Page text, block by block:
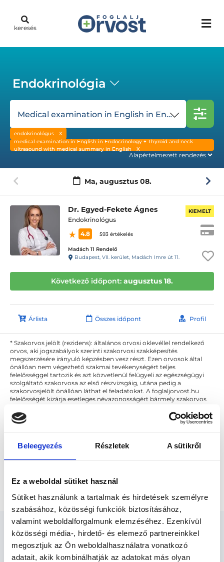
Beleegyezés Részletek A sütikről
Ez a weboldal sütiket használ
Sütiket használunk a tartalmak és hirdetések személyre
szabásához, közösségi funkciók biztosításához,
valamint weboldalforgalmunk elemzéséhez. Ezenkívül
közösségi média-, hirdető- és elemező partnereinkkel
megosztjuk az Ön weboldalhasználatra vonatkozó
adatait, akik kombinálhatják az adatokat más olyan
keresés
Endokrinológia
Medical examination in English in Endocrinology + Thyroid and neck ultrasound with medical summary in English
endokrinológus
medical examination in English in Endocrinology + Thyroid and neck
ultrasound with medical summary in English
Ma, augusztus 08.
Dr. Egyed-Fekete Ágnes
Endokrinológus
4.8
593 értékelés
Madách 11 Rendelő
Budapest, VII. kerület, Madách Imre út 11.
KIEMELT
Következő időpont: augusztus 18.
Árlista Összes időpont Profil
* Szakorvos jelölt (rezidens): általános orvosi oklevéllel rendelkező
orvos, aki jogszabályok szerinti szakorvosi szakképesítés
megszerzésére irányuló képzésben vesz részt. Ezen orvosok által
önállóan nem végezhető szakmai tevékenységért teljes
felelősséggel tartozik és azt közvetlenül felügyeli az egészségügyi
szolgáltató szakorvosa az első részvizsgáig, utána pedig a
szakorvosjelölt önállóan láthat el feladatokat. A foglaljorvost.hu
felelősségét kizárja esetleges névazonosságért bármely szakorvos
Főoldal Endokrinológus
Medical examination in English in Endocrinology +
English